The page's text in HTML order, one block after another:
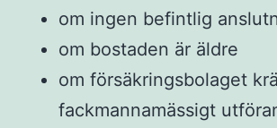
om ingen befintlig
om bostaden är äldre
om försäkringsbolaget
fackmannamässigt